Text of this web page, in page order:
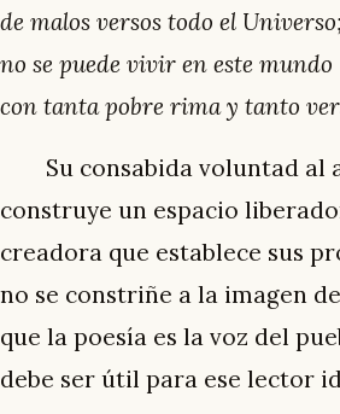
de malos versos todo el Universo;
no se puede vivir en este mundo
con tanta pobre rima y tanto
Su consabida voluntad al
construye un espacio
creadora que establece sus
no se constriñe a la imagen
que la poesía es la voz del
debe ser útil para ese lector